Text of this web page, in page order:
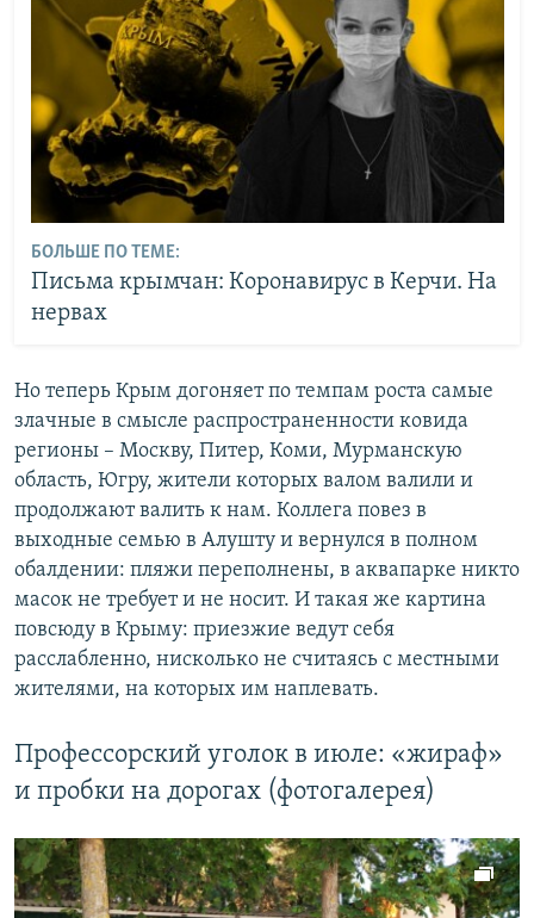
БОЛЬШЕ ПО ТЕМЕ:
Письма крымчан: Коронавирус в Керчи. На
нервах
Но теперь Крым догоняет по темпам роста самые
злачные в смысле распространенности ковида
регионы – Москву, Питер, Коми, Мурманскую
область, Югру, жители которых валом валили и
продолжают валить к нам. Коллега повез в
выходные семью в Алушту и вернулся в полном
обалдении: пляжи переполнены, в аквапарке никто
масок не требует и не носит. И такая же картина
повсюду в Крыму: приезжие ведут себя
расслабленно, нисколько не считаясь с местными
жителями, на которых им наплевать.
Профессорский уголок в июле: «жираф»
и пробки на дорогах (фотогалерея)